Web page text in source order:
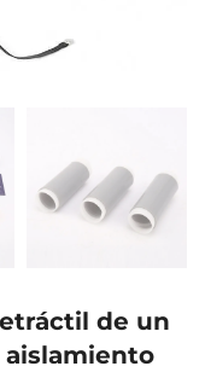
de un
aislamiento